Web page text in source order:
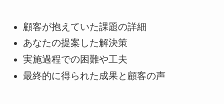
顧客が抱えていた課題の詳細
あなたの提案した解決策
実施過程での困難や工夫
最終的に得られた成果と顧客の声